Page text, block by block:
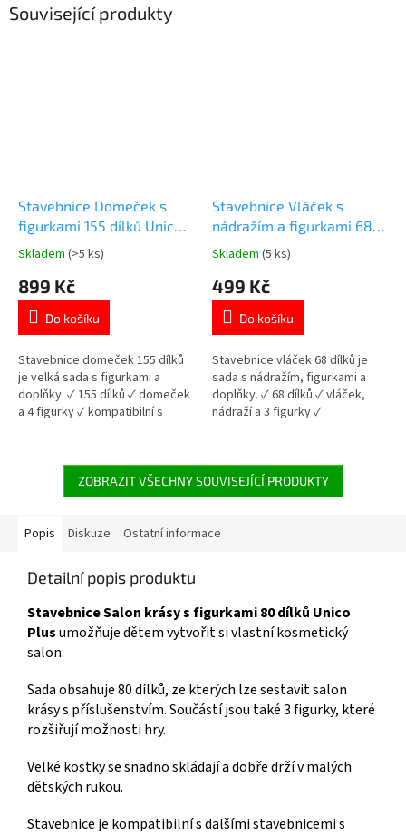
Související produkty
Stavebnice Domeček s
figurkami 155 dílků Unico
Plus
Průměrné
produktu
4,8
5
hvězdiček.
Skladem (>5 ks)
899 Kč
Do košíku
Stavebnice domeček 155 dílků
je velká sada s figurkami a
doplňky. ✓ 155 dílků ✓ domeček
a 4 figurky ✓ kompatibilní s
Stavebnice Vláček s
nádražím a figurkami 68
dílků Unico Plus
Průměrné
produktu
5,0
5
hvězdiček.
Skladem (5 ks)
499 Kč
Do košíku
Stavebnice vláček 68 dílků je
sada s nádražím, figurkami a
doplňky. ✓ 68 dílků ✓ vláček,
nádraží a 3 figurky ✓
ZOBRAZIT VŠECHNY SOUVISEJÍCÍ PRODUKTY
Popis Diskuze Ostatní informace
Detailní popis produktu
Stavebnice Salon krásy s figurkami 80 dílků Unico
Plusumožňuje dětem vytvořit si vlastní kosmetický
salon.
Sada obsahuje 80 dílků, ze kterých lze sestavit salon
krásy s příslušenstvím. Součástí jsou také 3 figurky, které
rozšiřují možnosti hry.
Velké kostky se snadno skládají a dobře drží v malých
dětských rukou.
Stavebnice je kompatibilní s dalšími stavebnicemi s